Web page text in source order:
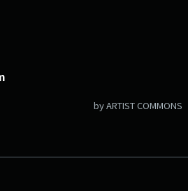
by ARTIST COMMONS